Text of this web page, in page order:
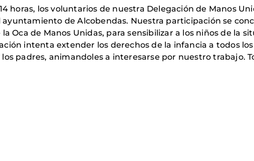
horas, los voluntarios de nuestra Delegación de Manos
de Alcobendas. Nuestra participación se
Oca de Manos Unidas, para sensibilizar a los niños de la
intenta extender los derechos de la infancia a todos
padres, animandoles a interesarse por nuestro trabajo.